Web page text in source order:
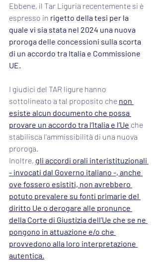
Ebbene, il Tar Liguria recentemente si è
espresso in rigetto della tesi per la
quale vi sia stata nel 2024 una nuova
proroga delle concessioni sulla scorta
di un accordo tra Italia e Commissione
UE.
I giudici del TAR ligure hanno
sottolineato a tal proposito che non
esiste alcun documento che possa
provare un accordo tra l’Italia e l’Ue che
stabilisca l'ammissibilità di una nuova
proroga.
Inoltre, gli accordi orali interistituzionali
- invocati dal Governo italiano -, anche
ove fossero esistiti, non avrebbero
potuto prevalere su fonti primarie del
diritto Ue o derogare alle pronunce
della Corte di Giustizia dell’Ue che se ne
pongono in attuazione e/o che
provvedono alla loro interpretazione
autentica.